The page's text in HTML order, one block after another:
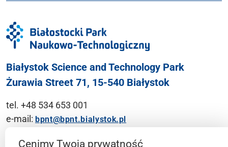
Białystok Science and Technology Park
Żurawia Street 71, 15-540 Białystok
tel. +48 534 653 001
e-mail: bpnt@bpnt.bialystok.pl
Contact
Cenimy Twoją prywatność